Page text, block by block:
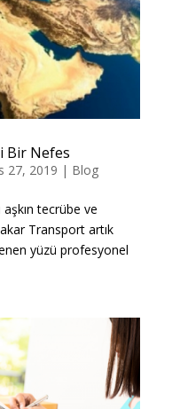
Bir Nefes
27, 2019 | Blog
tecrübe ve
Transport artık
yüzü profesyonel